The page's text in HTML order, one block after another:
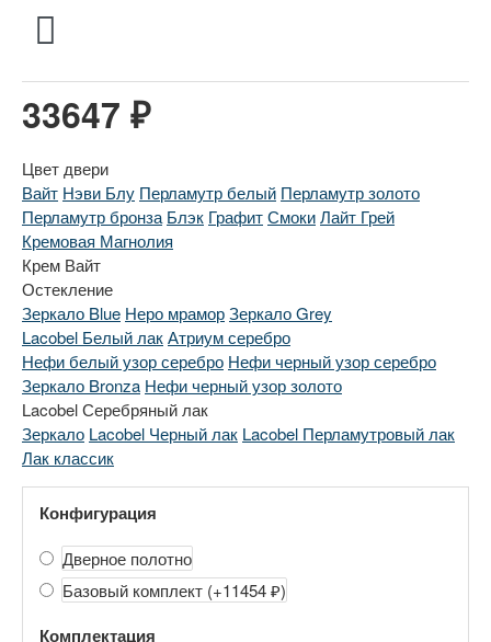
33647 ₽
Цвет двери
Вайт Нэви Блу Перламутр белый Перламутр золото
Перламутр бронза Блэк ГрафитСмокиЛайт Грей
Кремовая Магнолия
Крем Вайт
Остекление
Зеркало Blue Неро мраморЗеркало Grey
Lacobel Белый лакАтриум серебро
Нефи белый узор серебро Нефи черный узор серебро
Зеркало Bronza Нефи черный узор золото
Lacobel Серебряный лак
Зеркало Lacobel Черный лак Lacobel Перламутровый лак
Лак классик
Конфигурация
Дверное полотно
Базовый комплект (+11454 ₽)
Комплектация